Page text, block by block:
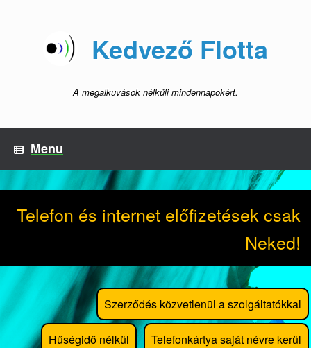
Kedvező Flotta
A megalkuvások nélküli mindennapokért.
Menu
Telefon és internet előfizetések csak
Neked!
Szerződés közvetlenül a szolgáltatókkal
Hűségidő nélkül Telefonkártya saját névre kerül